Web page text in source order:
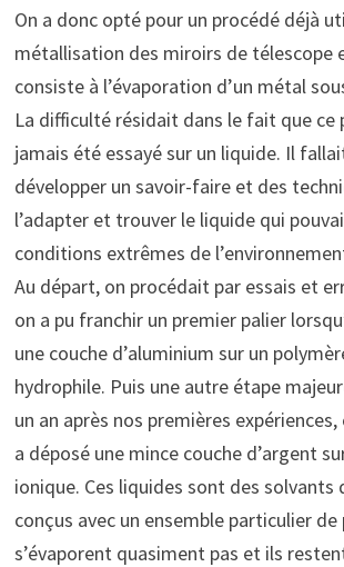
On a donc opté pour un procédé déjà
métallisation des miroirs de télescope
consiste à l’évaporation d’un métal
La difficulté résidait dans le fait que ce
jamais été essayé sur un liquide. Il
développer un savoir-faire et des
l’adapter et trouver le liquide qui
conditions extrêmes de
Au départ, on procédait par essais et
on a pu franchir un premier palier
une couche d’aluminium sur un
hydrophile. Puis une autre étape
un an après nos premières expériences,
a déposé une mince couche d’argent
ionique. Ces liquides sont des solvants
conçus avec un ensemble particulier
s’évaporent quasiment pas et ils